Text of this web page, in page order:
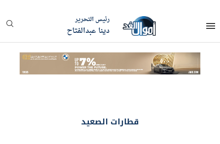
رئيس التحرير
دينا عبدالفتاح
قطارات الصعيد